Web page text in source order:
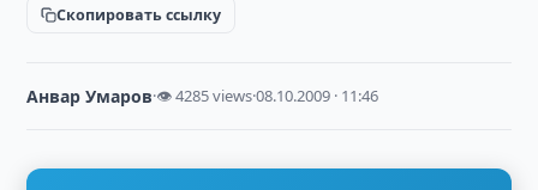
Скопировать ссылку
Анвар Умаров·👁 4285 views·08.10.2009 · 11:46